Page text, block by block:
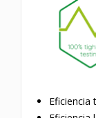
Eficiencia